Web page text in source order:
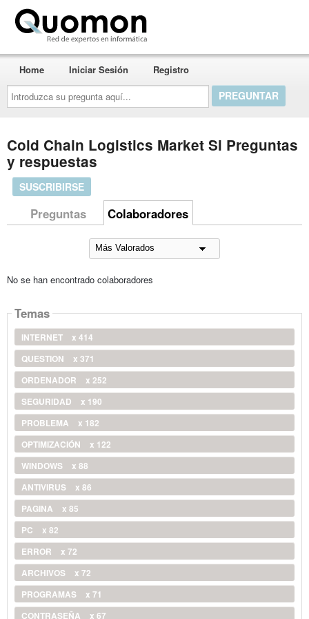
Introduzca
su
pregunta
aquí...
Home Iniciar Sesión Registro
Cold Chain Logistics Market Si Preguntas
y respuestas
SUSCRIBIRSE
Preguntas Colaboradores
No se han encontrado colaboradores
Temas
INTERNET
x 414
QUESTION
x 371
ORDENADOR
x 252
SEGURIDAD
x 190
PROBLEMA
x 182
OPTIMIZACIÓN
x 122
WINDOWS
x 88
ANTIVIRUS
x 86
PAGINA
x 85
PC
x 82
ERROR
x 72
ARCHIVOS
x 72
PROGRAMAS
x 71
CONTRASEÑA
x 67